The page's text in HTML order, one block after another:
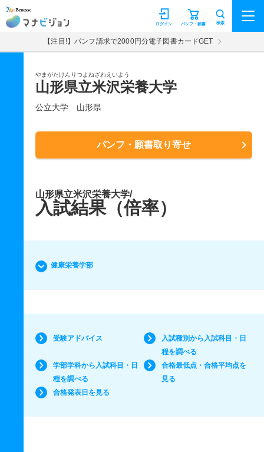
マナビジョン パンフ・願書
ログイン 検索
【注目!】パンフ請求で2000円分電子図書カードGET
やまがたけんりつよねざわえいよう
山形県立米沢栄養大学
公立大学 山形県
パンフ・願書取り寄せ
山形県立米沢栄養大学/
入試結果（倍率）
健康栄養学部
受験アドバイス
入試種別から入試科目・日
程を調べる
学部学科から入試科目・日
程を調べる
合格最低点・合格平均点を
見る
合格発表日を見る